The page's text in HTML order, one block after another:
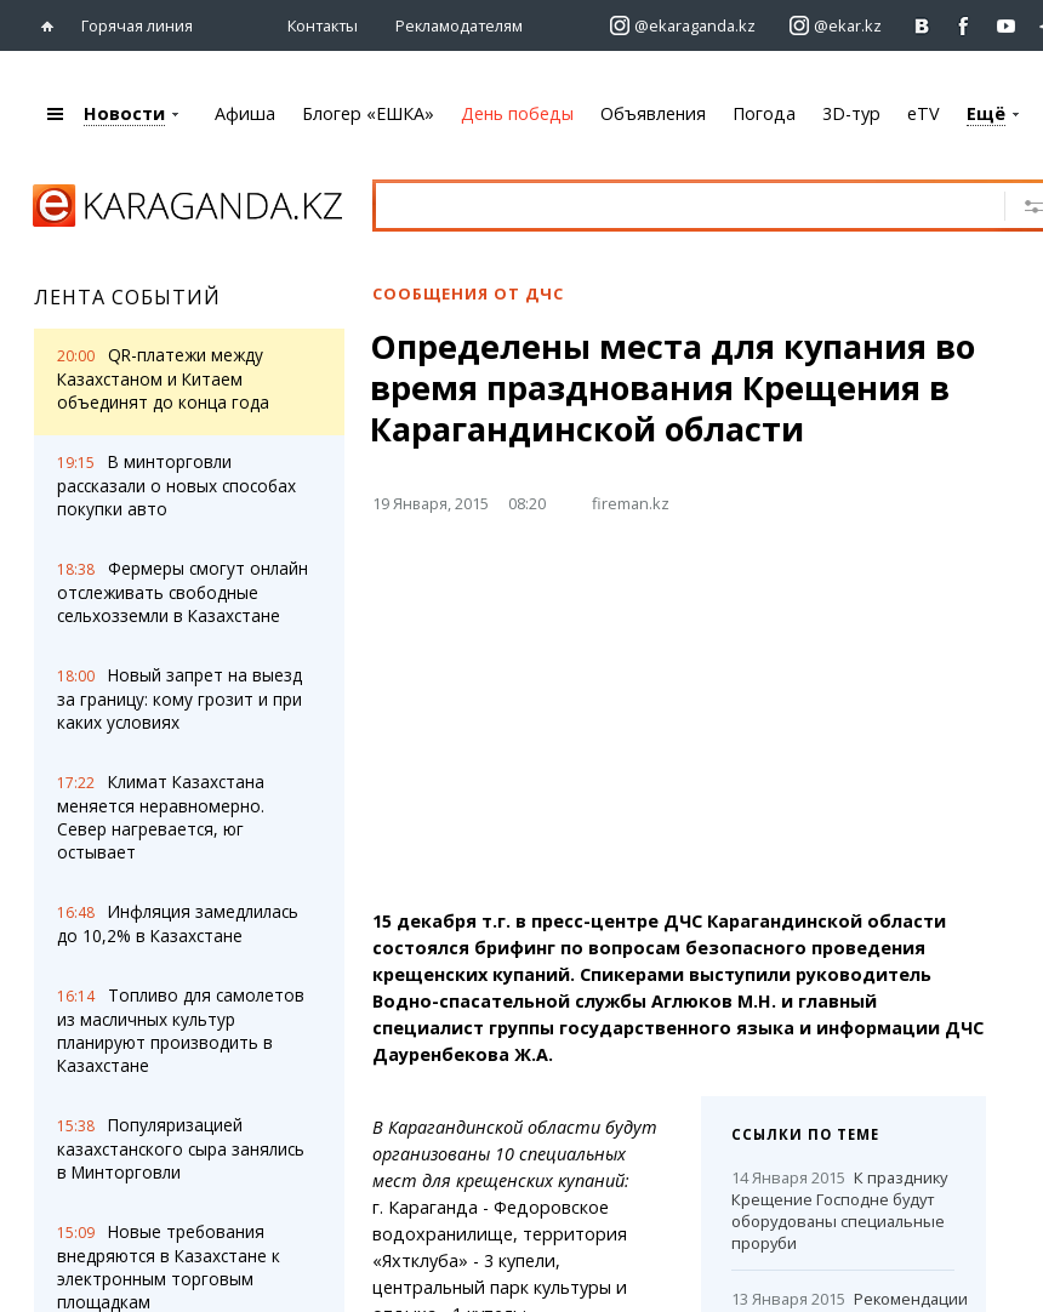
Горячая линия Контакты Рекламодателям @ekaraganda.kz @ekar.kz
Караганды
eTV
Рассылка новостей
Персоны
Афиша
Театры
Спорт
Выставки
Цирк и зоопарк
Объявления
Услуги
Электроника
Мебель
Блогер «ЕШКА»
Лента блогера
Фотокомиксы
Коллаж недели
Web-камеры
Медиа
Видео
3D-тур
Timelapse
Новости Афиша Блогер «ЕШКА» День победы Объявления Погода 3D-тур eTV Ещё
ЛЕНТА СОБЫТИЙ
20:00
QR-платежи между
Казахстаном и Китаем
объединят до конца года
19:15
В минторговли
рассказали о новых способах
покупки авто
18:38
Фермеры смогут онлайн
отслеживать свободные
сельхозземли в Казахстане
18:00
Новый запрет на выезд
за границу: кому грозит и при
каких условиях
17:22
Климат Казахстана
меняется неравномерно.
Север нагревается, юг
остывает
16:48
Инфляция замедлилась
до 10,2% в Казахстане
16:14
Топливо для самолетов
из масличных культур
планируют производить в
Казахстане
15:38
Популяризацией
казахстанского сыра занялись
в Минторговли
15:09
Новые требования
внедряются в Казахстане к
электронным торговым
площадкам
СООБЩЕНИЯ ОТ ДЧС
Определены места для купания во
время празднования Крещения в
Карагандинской области
19 Января, 2015 08:20 fireman.kz
15 декабря т.г. в пресс-центре ДЧС Карагандинской области
состоялся брифинг по вопросам безопасного проведения
крещенских купаний. Спикерами выступили руководитель
Водно-спасательной службы Аглюков М.Н. и главный
специалист группы государственного языка и информации ДЧС
Дауренбекова Ж.А.
ССЫЛКИ ПО ТЕМЕ
14 Января 2015 К празднику
Крещение Господне будут
оборудованы специальные
проруби
13 Января 2015 Рекомендации
В Карагандинской области будут
организованы 10 специальных
мест для крещенских купаний:
г. Караганда - Федоровское
водохранилище, территория
«Яхтклуба» - 3 купели,
центральный парк культуры и